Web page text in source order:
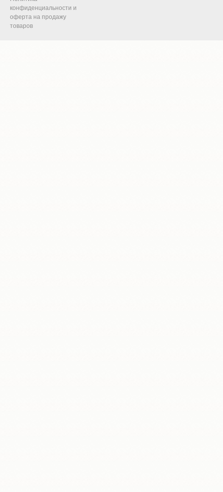
конфиденциальности и
оферта на продажу
товаров